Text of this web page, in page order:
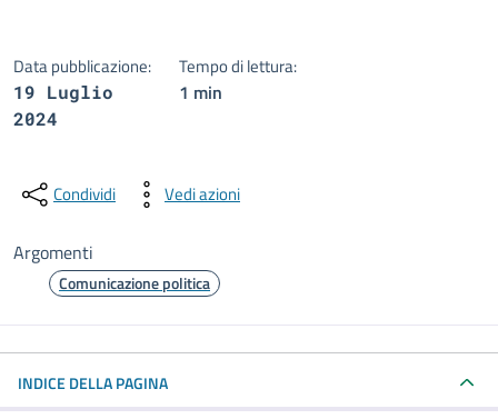
Data pubblicazione:
19 Luglio
2024
Tempo di lettura:
1 min
Condividi Vedi azioni
Argomenti
Comunicazione politica
INDICE DELLA PAGINA